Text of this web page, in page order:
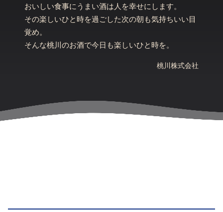
おいしい食事にうまい酒は人を幸せにします。
その楽しいひと時を過ごした次の朝も気持ちいい目
覚め。
そんな桃川のお酒で今日も楽しいひと時を。
桃川株式会社